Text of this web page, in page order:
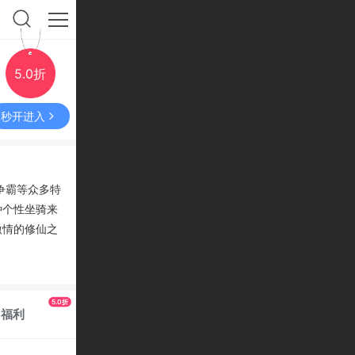
5.0折
秒开进入
霸等众多特
性坐骑来
的修仙之
福利
5.0折